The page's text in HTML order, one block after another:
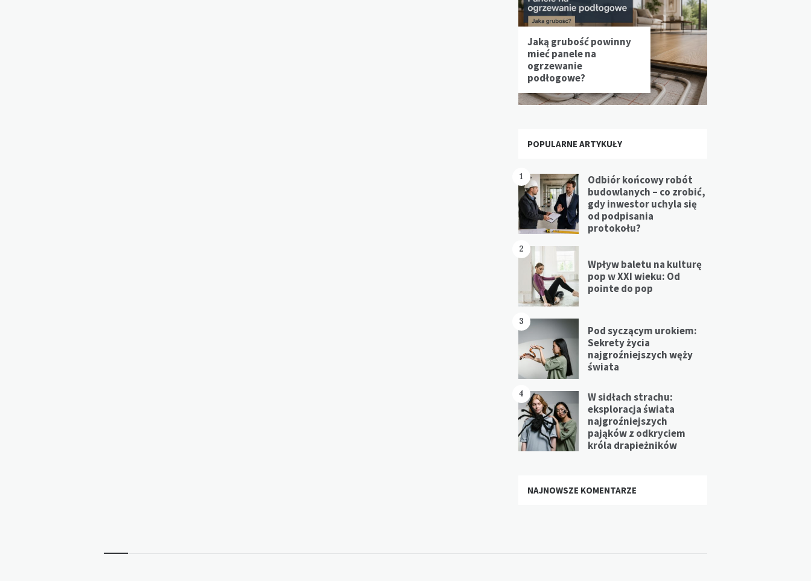
Jaką grubość powinny
mieć panele na
ogrzewanie
podłogowe?
POPULARNE ARTYKUŁY
1
Odbiór końcowy robót
budowlanych – co zrobić,
gdy inwestor uchyla się
od podpisania
protokołu?
2
Wpływ baletu na kulturę
pop w XXI wieku: Od
pointe do pop
3
Pod syczącym urokiem:
Sekrety życia
najgroźniejszych węży
świata
4
W sidłach strachu:
eksploracja świata
najgroźniejszych
pająków z odkryciem
króla drapieżników
NAJNOWSZE KOMENTARZE